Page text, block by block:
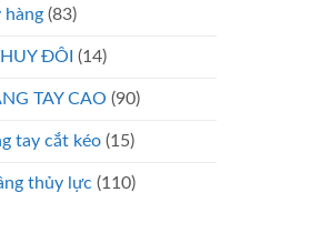
hàng (83)
ĐÔI (14)
TAY CAO (90)
tay cắt kéo (15)
thủy lực (110)